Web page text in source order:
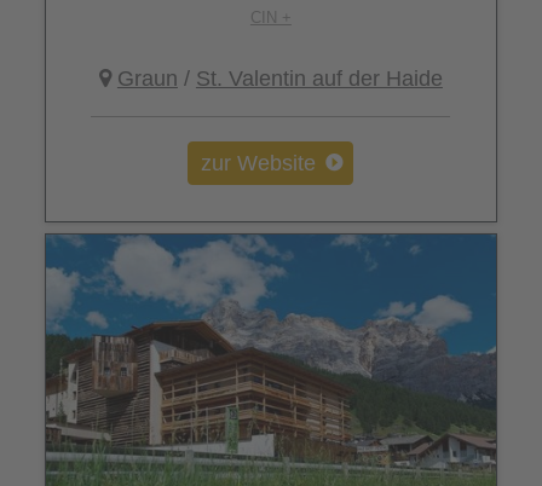
CIN +
Graun / St. Valentin auf der Haide
zur Website